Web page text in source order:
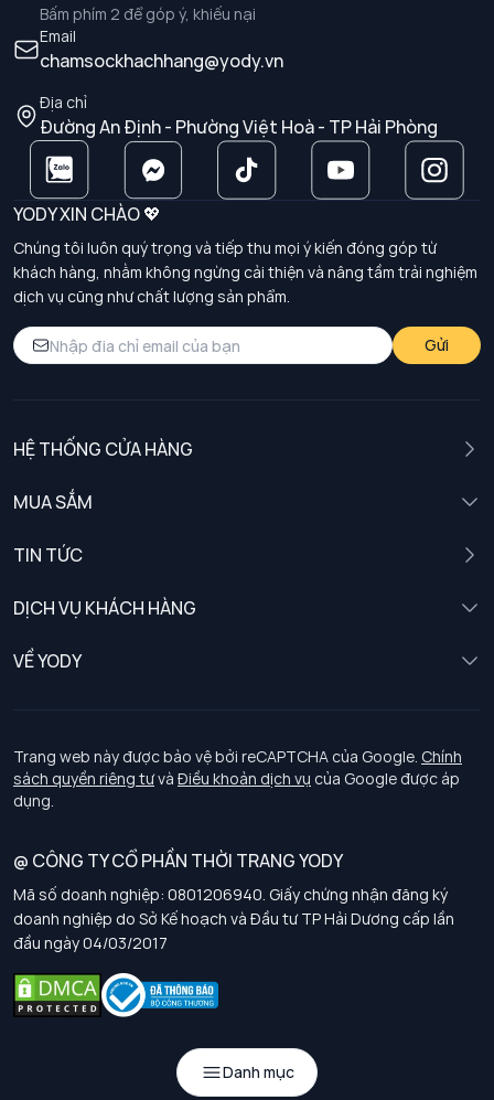
Danh mục
Bấm phím 2 để góp ý, khiếu nại
Email
chamsockhachhang@yody.vn
Địa chỉ
Đường An Định - Phường Việt Hoà - TP Hải Phòng
YODY XIN CHÀO 💖
Chúng tôi luôn quý trọng và tiếp thu mọi ý kiến đóng góp từ
khách hàng, nhằm không ngừng cải thiện và nâng tầm trải nghiệm
dịch vụ cũng như chất lượng sản phẩm.
Gửi
HỆ THỐNG CỬA HÀNG
MUA SẮM
TIN TỨC
DỊCH VỤ KHÁCH HÀNG
Chính sách khách hàng thân thiết
Chính sách bảo vệ dữ liệu cá nhân
Chính sách thanh toán, giao nhận
Chính sách chất lượng và an toàn sức khoẻ nghề nghiệp
Chính sách đơn đồng phục
Hướng dẫn chọn kích thước
VỀ YODY
Tuyển dụng
Trang web này được bảo vệ bởi reCAPTCHA của Google. Chính
sách quyền riêng tưvà Điều khoản dịch vụ của Google được áp
dụng.
@ CÔNG TY CỔ PHẦN THỜI TRANG YODY
Mã số doanh nghiệp: 0801206940. Giấy chứng nhận đăng ký
doanh nghiệp do Sở Kế hoạch và Đầu tư TP Hải Dương cấp lần
đầu ngày 04/03/2017